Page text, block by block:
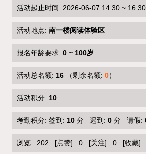
活动起止时间: 2026-06-07 14:30 ~ 16:30
活动地点: 南一楼阅读体验区
报名年龄要求: 0 ~ 100岁
活动总名额: 16 （剩余名额: 0）
活动积分: 10
考勤积分: 签到: 10 分 迟到: 0 分 请假:
浏览 : 202 [点赞] : 0 [关注] : 0 [收藏]